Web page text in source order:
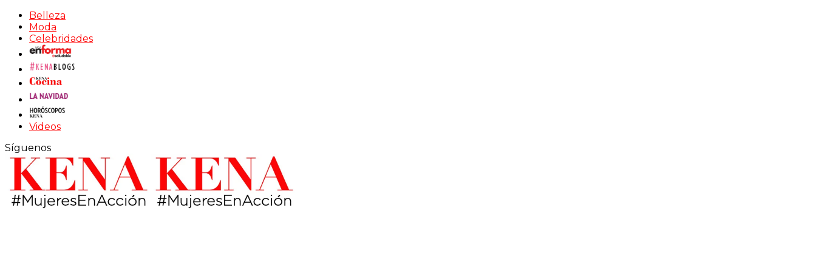
Belleza
Moda
Celebridades
Videos
Síguenos